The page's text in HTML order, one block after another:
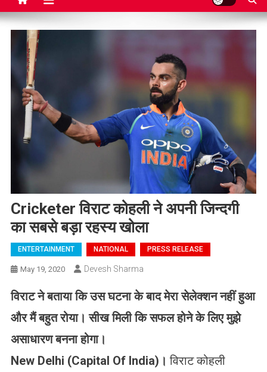
Cricketer विराट कोहली ने अपनी जिन्दगी
का सबसे बड़ा रहस्य खोला
ENTERTAINMENT NATIONAL PRESS RELEASE
May 19, 2020 Devesh Sharma
विराट ने बताया कि उस घटना के बाद मेरा सेलेक्शन नहीं हुआ
और मैं बहुत रोया। सीख मिली कि सफल होने के लिए मुझे
असाधारण बनना होगा।
New Delhi (Capital Of India)। विराट कोहली